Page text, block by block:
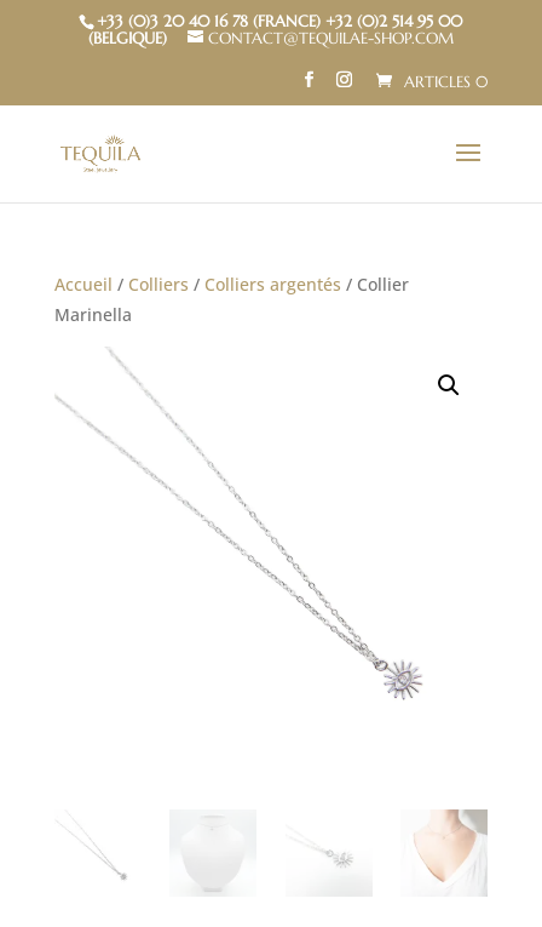
+33 (0)3 20 40 16 78 (FRANCE) +32 (0)2 514 95 00
(BELGIQUE)
CONTACT@TEQUILAE-SHOP.COM
ARTICLES 0
Accueil / Colliers / Colliers argentés / Collier
Marinella